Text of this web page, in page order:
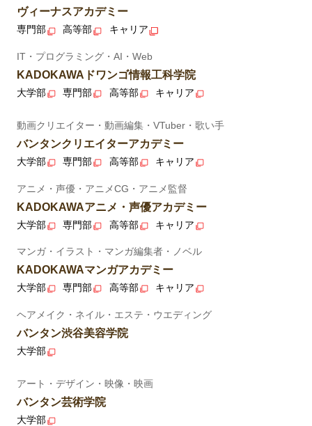
ヴィーナスアカデミー
専門部 高等部 キャリア
IT・プログラミング・AI・Web
KADOKAWAドワンゴ情報工科学院
大学部 専門部 高等部 キャリア
動画クリエイター・動画編集・VTuber・歌い手
バンタンクリエイターアカデミー
大学部 専門部 高等部 キャリア
アニメ・声優・アニメCG・アニメ監督
KADOKAWAアニメ・声優アカデミー
大学部 専門部 高等部 キャリア
マンガ・イラスト・マンガ編集者・ノベル
KADOKAWAマンガアカデミー
大学部 専門部 高等部 キャリア
ヘアメイク・ネイル・エステ・ウエディング
バンタン渋谷美容学院
大学部
アート・デザイン・映像・映画
バンタン芸術学院
大学部